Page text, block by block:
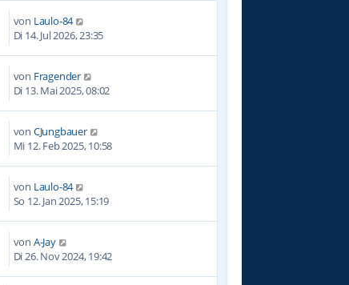
von Laulo-84
Di 14. Jul 2026, 23:35
von Fragender
Di 13. Mai 2025, 08:02
von CJungbauer
Mi 12. Feb 2025, 10:58
von Laulo-84
So 12. Jan 2025, 15:19
von A-Jay
Di 26. Nov 2024, 19:42